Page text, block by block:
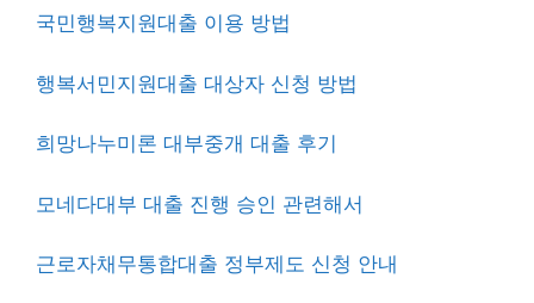
국민행복지원대출 이용 방법
행복서민지원대출 대상자 신청 방법
희망나누미론 대부중개 대출 후기
모네다대부 대출 진행 승인 관련해서
근로자채무통합대출 정부제도 신청 안내